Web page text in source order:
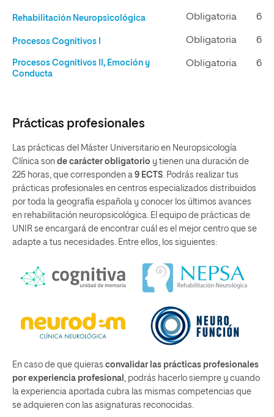
Rehabilitación Neuropsicológica Obligatoria 6
Procesos Cognitivos I Obligatoria 6
Procesos Cognitivos II, Emoción y
Conducta
Obligatoria 6
Prácticas profesionales
Las prácticas del Máster Universitario en Neuropsicología
Clínica son de carácter obligatorio y tienen una duración de
225 horas, que corresponden a 9 ECTS. Podrás realizar tus
prácticas profesionales en centros especializados distribuidos
por toda la geografía española y conocer los últimos avances
en rehabilitación neuropsicológica. El equipo de prácticas de
UNIR se encargará de encontrar cuál es el mejor centro que se
adapte a tus necesidades. Entre ellos, los siguientes:
En caso de que quieras convalidar las prácticas profesionales
por experiencia profesional , podrás hacerlo siempre y cuando
la experiencia aportada cubra las mismas competencias que
se adquieren con las asignaturas reconocidas.